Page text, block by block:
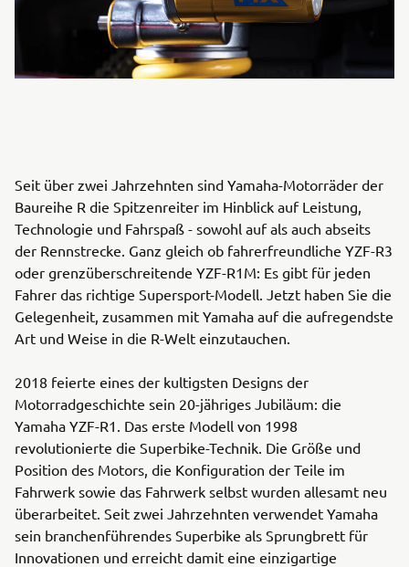
Seit über zwei Jahrzehnten sind Yamaha-Motorräder der
Baureihe R die Spitzenreiter im Hinblick auf Leistung,
Technologie und Fahrspaß - sowohl auf als auch abseits
der Rennstrecke. Ganz gleich ob fahrerfreundliche YZF-R3
oder grenzüberschreitende YZF-R1M: Es gibt für jeden
Fahrer das richtige Supersport-Modell. Jetzt haben Sie die
Gelegenheit, zusammen mit Yamaha auf die aufregendste
Art und Weise in die R-Welt einzutauchen.
2018 feierte eines der kultigsten Designs der
Motorradgeschichte sein 20-jähriges Jubiläum: die
Yamaha YZF-R1. Das erste Modell von 1998
revolutionierte die Superbike-Technik. Die Größe und
Position des Motors, die Konfiguration der Teile im
Fahrwerk sowie das Fahrwerk selbst wurden allesamt neu
überarbeitet. Seit zwei Jahrzehnten verwendet Yamaha
sein branchenführendes Superbike als Sprungbrett für
Innovationen und erreicht damit eine einzigartige